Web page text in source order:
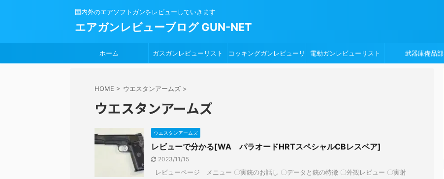
国内外のエアソフトガンをレビューしていきます
エアガンレビューブログ GUN-NET
ホーム ガスガンレビューリスト コッキングガンレビューリ 電動ガンレビューリスト 武器庫備品部
HOME > ウエスタンアームズ >
ウエスタンアームズ
ウエスタンアームズ
レビューで分かる[WA パラオードHRTスペシャルCBレスベア]
2023/11/15
レビューページ メニュー 〇実銃のお話し 〇データと銃の特徴 〇外観レビュー 〇実射